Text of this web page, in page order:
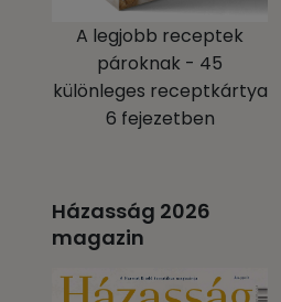
A legjobb receptek
pároknak - 45
különleges receptkártya
6 fejezetben
Házasság 2026
magazin